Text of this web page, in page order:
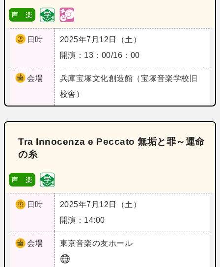
声 楽
日時
2025年7月12日（土）
開演：13：00/16：00
会場 兵庫宝塚文化創造館（宝塚音楽学校旧
校舎）
Tra Innocenza e Peccato 無垢と罪～運命
の糸
声 楽
日時
2025年7月12日（土）
開演：14:00
会場 東京音楽の友ホール